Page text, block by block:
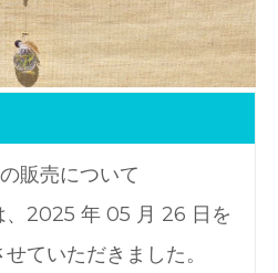
販売について
、2025 年 05 月 26 日を
ていただきました。